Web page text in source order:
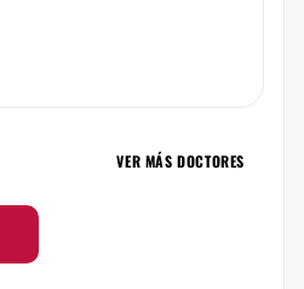
VER MÁS DOCTORES